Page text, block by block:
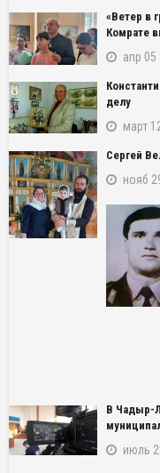
«Ветер в
Комрате
апр 05
делу
март
Сергей
нояб
В Чадыр-
июль